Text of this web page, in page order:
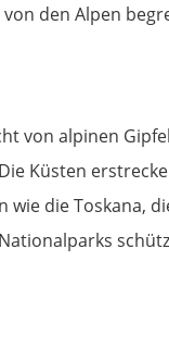
den Alpen
von alpinen
Küsten
wie die Toskana,